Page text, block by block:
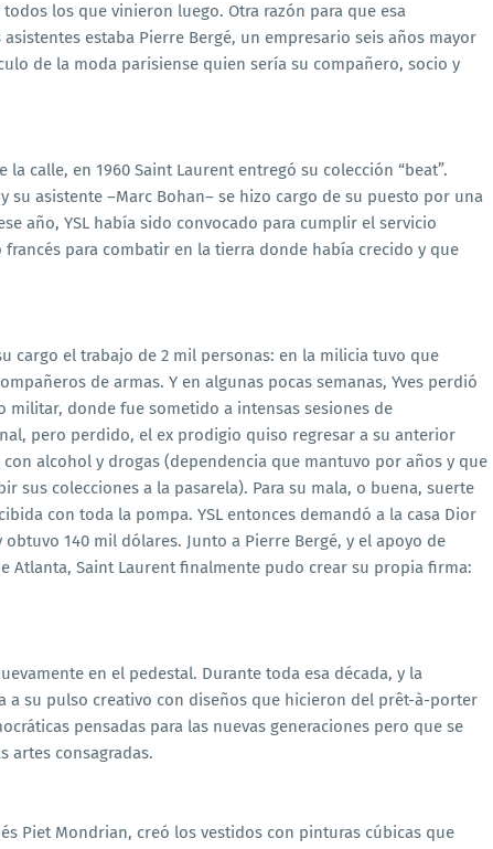
los que vinieron luego. Otra razón para que esa
estaba Pierre Bergé, un empresario seis años mayor
de la moda parisiense quien sería su compañero, socio y
calle, en 1960 Saint Laurent entregó su colección “beat”.
su asistente –Marc Bohan– se hizo cargo de su puesto por una
año, YSL había sido convocado para cumplir el servicio
para combatir en la tierra donde había crecido y que
cargo el trabajo de 2 mil personas: en la milicia tuvo que
de armas. Y en algunas pocas semanas, Yves perdió
donde fue sometido a intensas sesiones de
pero perdido, el ex prodigio quiso regresar a su anterior
alcohol y drogas (dependencia que mantuvo por años y que
sus colecciones a la pasarela). Para su mala, o buena, suerte
con toda la pompa. YSL entonces demandó a la casa Dior
140 mil dólares. Junto a Pierre Bergé, y el apoyo de
Atlanta, Saint Laurent finalmente pudo crear su propia firma:
en el pedestal. Durante toda esa década, y la
a su pulso creativo con diseños que hicieron del prêt-à-porter
pensadas para las nuevas generaciones pero que se
artes consagradas.
Piet Mondrian, creó los vestidos con pinturas cúbicas que